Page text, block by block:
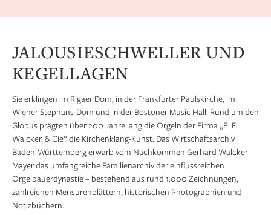
JALOUSIESCHWELLER UND
KEGELLAGEN
Sie erklingen im Rigaer Dom, in der Frankfurter Paulskirche, im
Wiener Stephans-Dom und in der Bostoner Music Hall: Rund um den
Globus prägten über 200 Jahre lang die Orgeln der Firma „E. F.
Walcker. & Cie“ die Kirchenklang-Kunst. Das Wirtschaftsarchiv
Baden-Württemberg erwarb vom Nachkommen Gerhard Walcker-
Mayer das umfangreiche Familienarchiv der einflussreichen
Orgelbauerdynastie – bestehend aus rund 1.000 Zeichnungen,
zahlreichen Mensurenblättern, historischen Photographien und
Notizbüchern.